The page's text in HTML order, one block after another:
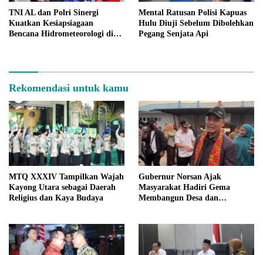
TNI AL dan Polri Sinergi
Kuatkan Kesiapsiagaan
Bencana Hidrometeorologi di
Mental Ratusan Polisi Kapuas
Hulu Diuji Sebelum Dibolehkan
Pegang Senjata Api
Rekomendasi untuk kamu
MTQ XXXIV Tampilkan Wajah
Kayong Utara sebagai Daerah
Religius dan Kaya Budaya
Gubernur Norsan Ajak
Masyarakat Hadiri Gema
Membangun Desa dan